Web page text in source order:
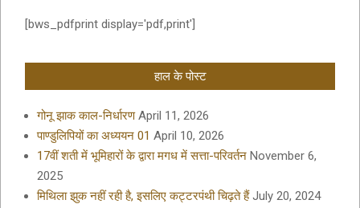
[bws_pdfprint display='pdf,print']
हाल के पोस्ट
गोनू झाक काल-निर्धारण April 11, 2026
पाण्डुलिपियों का अध्ययन 01 April 10, 2026
17वीं शती में भूमिहारों के द्वारा मगध में सत्ता-परिवर्तन November 6,
2025
मिथिला झुक नहीं रही है, इसलिए कट्टरपंथी चिढ़ते हैं July 20, 2024